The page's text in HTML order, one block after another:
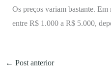
Os preços variam bastante.
entre R$ 1.000 a R$ 5.000,
← Post anterior